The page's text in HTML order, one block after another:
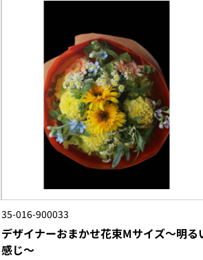
35-016-900033
デザイナーおまかせ花束Mサイズ～明る
感じ～